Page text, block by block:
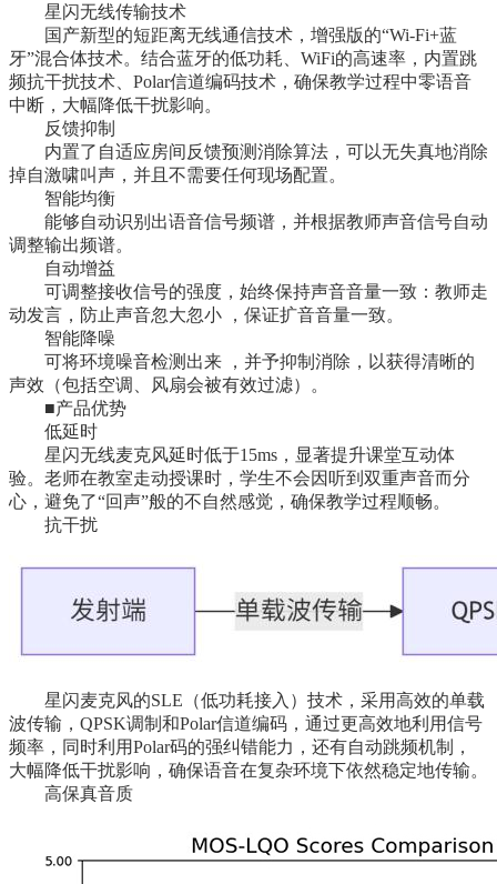
星闪无线传输技术
国产新型的短距离无线通信技术，增强版的“Wi-Fi+蓝
牙”混合体技术。结合蓝牙的低功耗、WiFi的高速率，内置跳
频抗干扰技术、Polar信道编码技术，确保教学过程中零语音
中断，大幅降低干扰影响。
反馈抑制
内置了自适应房间反馈预测消除算法，可以无失真地消除
掉自激啸叫声，并且不需要任何现场配置。
智能均衡
能够自动识别出语音信号频谱，并根据教师声音信号自动
调整输出频谱。
自动增益
可调整接收信号的强度，始终保持声音音量一致：教师走
动发言，防止声音忽大忽小 ，保证扩音音量一致。
智能降噪
可将环境噪音检测出来 ，并予抑制消除，以获得清晰的
声效（包括空调、风扇会被有效过滤）。
■产品优势
低延时
星闪无线麦克风延时低于15ms，显著提升课堂互动体
验。老师在教室走动授课时，学生不会因听到双重声音而分
心，避免了“回声”般的不自然感觉，确保教学过程顺畅。
抗干扰
星闪麦克风的SLE（低功耗接入）技术，采用高效的单载
波传输，QPSK调制和Polar信道编码，通过更高效地利用信号
频率，同时利用Polar码的强纠错能力，还有自动跳频机制，
大幅降低干扰影响，确保语音在复杂环境下依然稳定地传输。
高保真音质